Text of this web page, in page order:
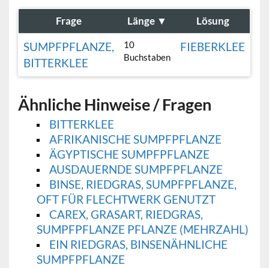
Frage Länge ▼ Lösung
SUMPFPFLANZE,
BITTERKLEE
10
Buchstaben
FIEBERKLEE
Ähnliche Hinweise / Fragen
BITTERKLEE
AFRIKANISCHE SUMPFPFLANZE
ÄGYPTISCHE SUMPFPFLANZE
AUSDAUERNDE SUMPFPFLANZE
BINSE, RIEDGRAS, SUMPFPFLANZE,
OFT FÜR FLECHTWERK GENUTZT
CAREX, GRASART, RIEDGRAS,
SUMPFPFLANZE PFLANZE (MEHRZAHL)
EIN RIEDGRAS, BINSENÄHNLICHE
SUMPFPFLANZE